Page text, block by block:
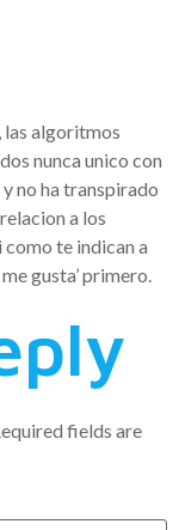
las algoritmos
nunca unico con
y no ha transpirado
a los
como te indican a
gusta’ primero.
fields are